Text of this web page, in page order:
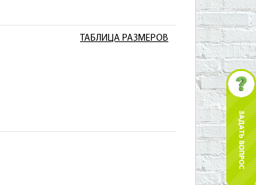
ТАБЛИЦА РАЗМЕРОВ